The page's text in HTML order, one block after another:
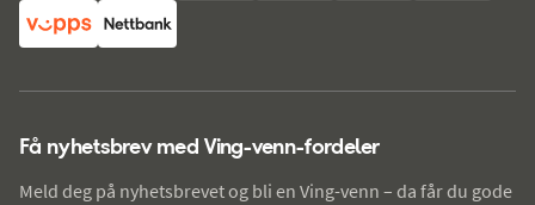
Få nyhetsbrev med Ving-venn-fordeler
Meld deg på nyhetsbrevet og bli en Ving-venn – da får du gode